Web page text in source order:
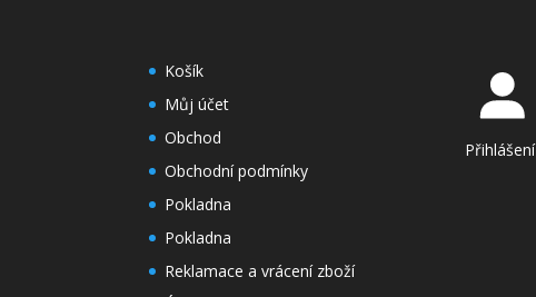
Košík
Můj účet
Obchod
Obchodní podmínky
Pokladna
Pokladna
Reklamace a vrácení zboží
Přihlášení